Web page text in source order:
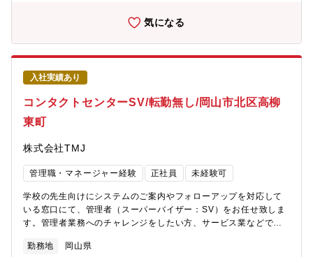
広い経理業務経験を積んでいただけます。・一通りの経理業務を
習熟いただいた後は、ERP刷新や資本再編、シェアード拡大等の
全社に関わるスケールの大きな業務にもチャレンジいただけま
す。
気になる
入社実績あり
コンタクトセンターSV/転勤無し/岡山市北区高柳
東町
株式会社TMJ
管理職・マネージャー経験 正社員 未経験可
学校の先生向けにシステムのご案内やフォローアップを対応して
いる窓口にて、管理者（スーパーバイザー：SV）をお任せ致しま
す。管理者業務へのチャレンジをしたい方、サービス業などで店
験（後輩指導・新人OJTなど）をお持ちの方を求めています。具
勤務地 岡山県